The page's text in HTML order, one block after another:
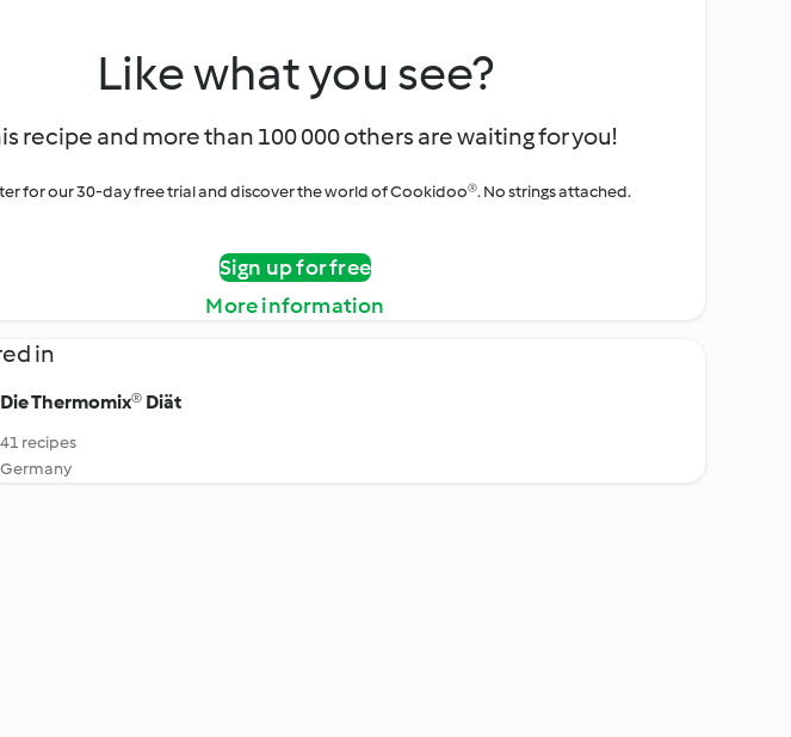
Like what you see?
recipe and more than 100 000 others are waiting for you!
for our 30-day free trial and discover the world of Cookidoo®. No strings attached.
Sign up for free
More information
in
Die Thermomix® Diät
41 recipes
Germany